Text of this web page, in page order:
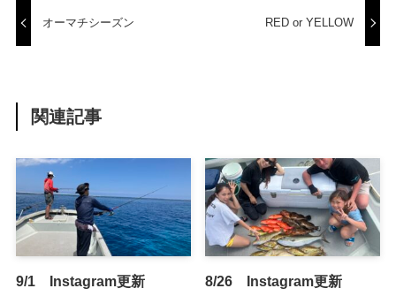
オーマチシーズン RED or YELLOW
関連記事
9/1 Instagram更新 8/26 Instagram更新